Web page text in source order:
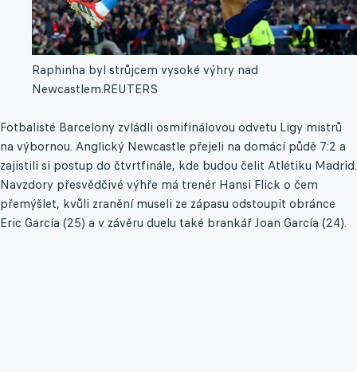
Raphinha byl strůjcem vysoké výhry nad
Newcastlem.REUTERS
Fotbalisté Barcelony zvládli osmifinálovou odvetu Ligy mistrů
na výbornou. Anglický Newcastle přejeli na domácí půdě 7:2 a
zajistili si postup do čtvrtfinále, kde budou čelit Atlétiku Madrid.
Navzdory přesvědčivé výhře má trenér Hansi Flick o čem
přemýšlet, kvůli zranění museli ze zápasu odstoupit obránce
Eric García (25) a v závěru duelu také brankář Joan García (24).